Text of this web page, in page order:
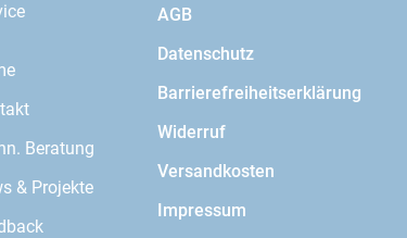
Beratung
& Projekte
AGB
Datenschutz
Barrierefreiheitserklärung
Widerruf
Versandkosten
Impressum